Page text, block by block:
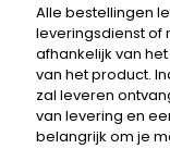
Alle bestellingen
leveringsdienst of
afhankelijk van
van het product.
zal leveren
van levering en
belangrijk om je